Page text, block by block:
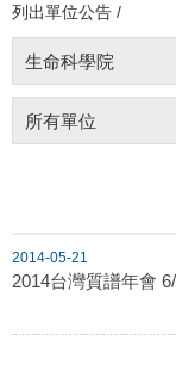
列出單位公告 /
生命科學院
所有單位
2014-05-21
2014台灣質譜年會